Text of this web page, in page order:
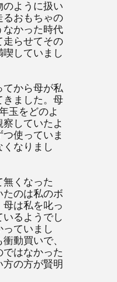
のように扱い
るおもちゃの
なかった時代
走らせてその
していまし
てから母が私
きました。母
玉をどのよ
していたよ
使っていま
くなりまし
無くなった
たのは私のボ
は私を叱っ
るようでし
っていまし
動買いで、
はなかった
方の方が賢明